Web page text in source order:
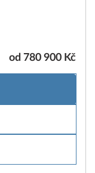
od 780 900 Kč